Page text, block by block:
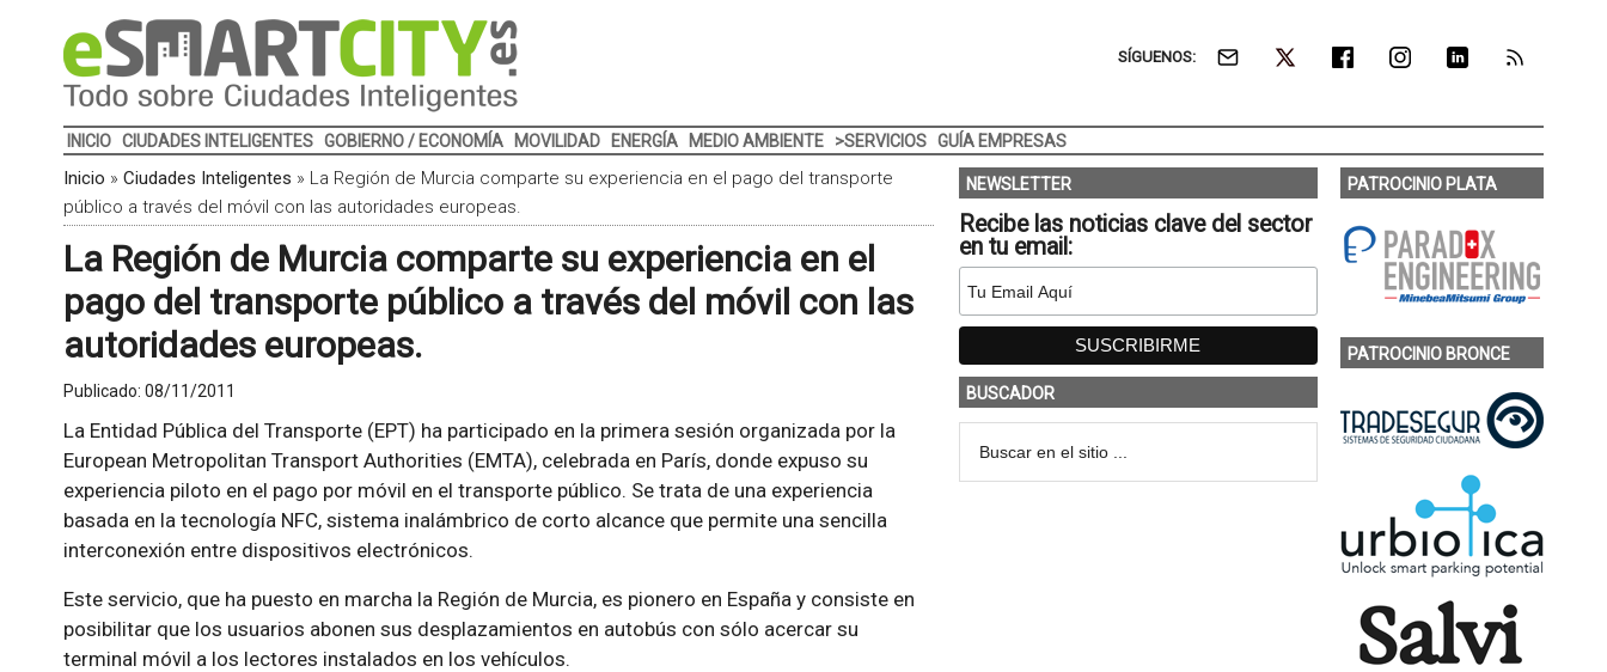
SÍGUENOS:
INICIO CIUDADES INTELIGENTES GOBIERNO / ECONOMÍA MOVILIDAD ENERGÍA MEDIO AMBIENTE >SERVICIOS GUÍA EMPRESAS
Inicio » Ciudades Inteligentes » La Región de Murcia comparte su experiencia en el pago del transporte
público a través del móvil con las autoridades europeas.
La Región de Murcia comparte su experiencia en el
pago del transporte público a través del móvil con las
autoridades europeas.
Publicado: 08/11/2011
La Entidad Pública del Transporte (EPT) ha participado en la primera sesión organizada por la
European Metropolitan Transport Authorities (EMTA), celebrada en París, donde expuso su
experiencia piloto en el pago por móvil en el transporte público. Se trata de una experiencia
basada en la tecnología NFC, sistema inalámbrico de corto alcance que permite una sencilla
interconexión entre dispositivos electrónicos.
Este servicio, que ha puesto en marcha la Región de Murcia, es pionero en España y consiste en
posibilitar que los usuarios abonen sus desplazamientos en autobús con sólo acercar su
terminal móvil a los lectores instalados en los vehículos.
NEWSLETTER
Recibe las noticias clave del sector
en tu email:
BUSCADOR
PATROCINIO PLATA
PATROCINIO BRONCE